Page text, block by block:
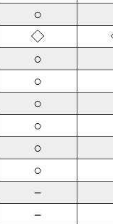
○
◇
○
○
○
○
○
○
－
－